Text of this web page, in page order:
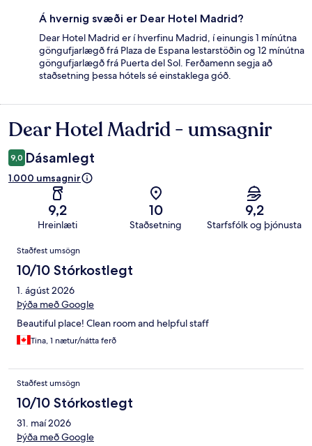
Á hvernig svæði er Dear Hotel Madrid?
Dear Hotel Madrid er í hverfinu Madrid, í einungis 1 mínútna
göngufjarlægð frá Plaza de Espana lestarstöðin og 12 mínútna
göngufjarlægð frá Puerta del Sol. Ferðamenn segja að
staðsetning þessa hótels sé einstaklega góð.
Umsagnir
Dear Hotel Madrid - umsagnir
9,0 Dásamlegt
1.000 umsagnir
9,2
Hreinlæti
10
Staðsetning
9,2
Starfsfólk og þjónusta
Umsagnir
Staðfest umsögn
10/10 Stórkostlegt
1. ágúst 2026
Þýða með Google
Beautiful place! Clean room and helpful staff
Tina, 1 nætur/nátta ferð
Staðfest umsögn
10/10 Stórkostlegt
31. maí 2026
Þýða með Google